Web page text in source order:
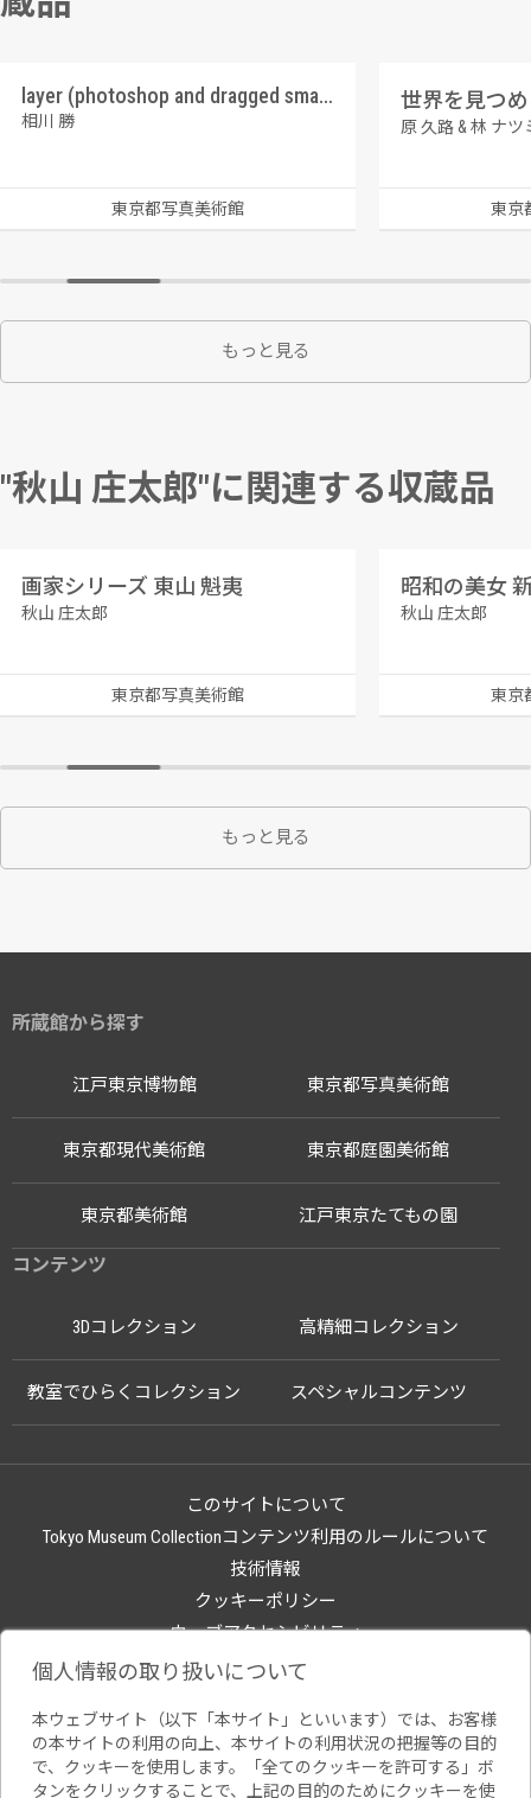
layer (photoshop and dragged smartphone)
相川 勝
東京都写真美術館
世界を見つ
原 久路 & 林 ナツ
東京
もっと見る
"秋山 庄太郎"に関連する収蔵品
画家シリーズ 東山 魁夷
秋山 庄太郎
東京都写真美術館
昭和の美女
秋山 庄太郎
東京
もっと見る
所蔵館から探す
江戸東京博物館
江戸東京たてもの園
東京都写真美術館
東京都現代美術館 東京都庭園美術館
東京都美術館
コンテンツ
3Dコレクション 高精細コレクション
教室でひらくコレクション スペシャルコンテンツ
このサイトについて
Tokyo Museum Collectionコンテンツ利用のルールについて
技術情報
クッキーポリシー
ウェブアクセシビリティ
関連サイト
個人情報の取り扱いについて
本ウェブサイト（以下「本サイト」といいます）では、お客様
の本サイトの利用の向上、本サイトの利用状況の把握等の目的
で、クッキーを使用します。「全てのクッキーを許可する」ボ
タンをクリックすることで、上記の目的のためにクッキーを使